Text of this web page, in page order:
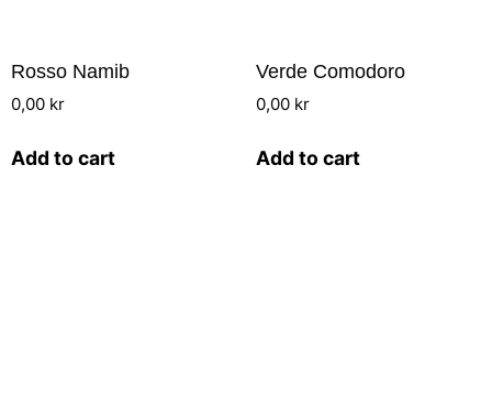
Rosso Namib
0,00 kr
Add to cart
Verde Comodoro
0,00 kr
Add to cart